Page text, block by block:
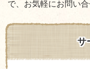
で、お気軽にお問い合
サ